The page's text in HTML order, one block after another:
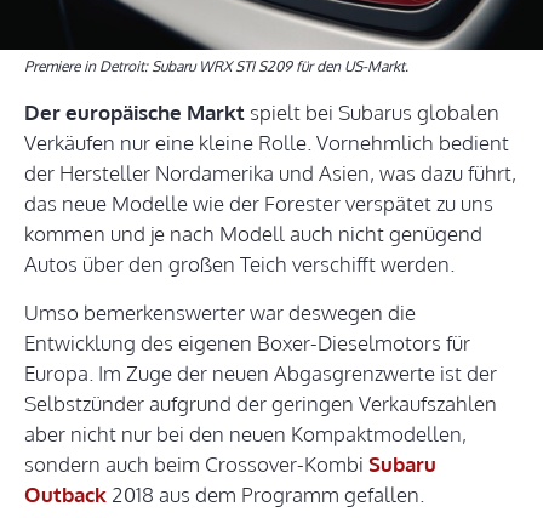
Premiere in Detroit: Subaru WRX STI S209 für den US-Markt.
Der europäische Markt spielt bei Subarus globalen
Verkäufen nur eine kleine Rolle. Vornehmlich bedient
der Hersteller Nordamerika und Asien, was dazu führt,
das neue Modelle wie der Forester verspätet zu uns
kommen und je nach Modell auch nicht genügend
Autos über den großen Teich verschifft werden.
Umso bemerkenswerter war deswegen die
Entwicklung des eigenen Boxer-Dieselmotors für
Europa. Im Zuge der neuen Abgasgrenzwerte ist der
Selbstzünder aufgrund der geringen Verkaufszahlen
aber nicht nur bei den neuen Kompaktmodellen,
sondern auch beim Crossover-Kombi Subaru
Outback 2018 aus dem Programm gefallen.